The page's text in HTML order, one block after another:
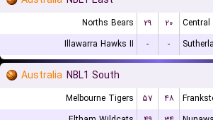
Norths Bears ۲۹ ۲۰
Illawarra Hawks II
- -
Australia NBL1 South
Melbourne Tigers ۵۷ ۴۸